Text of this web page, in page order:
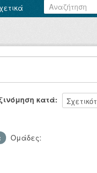
κατά
Ομάδες: